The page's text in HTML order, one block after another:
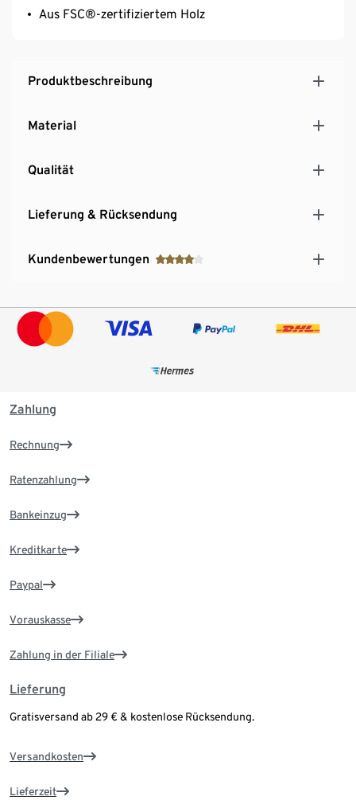
Aus FSC®-zertifiziertem Holz
Produktbeschreibung
Material
Qualität
Lieferung & Rücksendung
Kundenbewertungen
Zahlung
Rechnung
Ratenzahlung
Bankeinzug
Kreditkarte
Paypal
Vorauskasse
Zahlung in der Filiale
Lieferung
Gratisversand ab 29 € & kostenlose Rücksendung.
Versandkosten
Lieferzeit